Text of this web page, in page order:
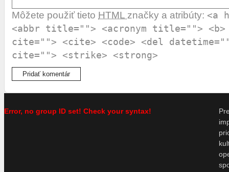
Môžete použiť tietoHTMLznačky a atribúty:<a
<abbr title=""> <acronym title=""> <b>
cite=""> <cite> <code> <del
cite=""> <strike> <strong>